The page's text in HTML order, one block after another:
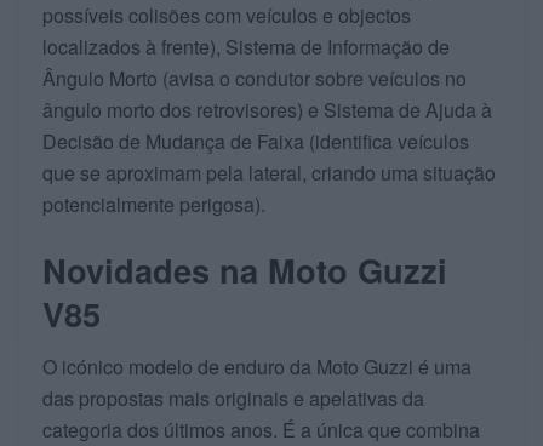
possíveis colisões com veículos e objectos
localizados à frente), Sistema de Informação de
Ângulo Morto (avisa o condutor sobre veículos no
ângulo morto dos retrovisores) e Sistema de Ajuda à
Decisão de Mudança de Faixa (identifica veículos
que se aproximam pela lateral, criando uma situação
potencialmente perigosa).
Novidades na Moto Guzzi
V85
O icónico modelo de enduro da Moto Guzzi é uma
das propostas mais originais e apelativas da
categoria dos últimos anos. É a única que combina